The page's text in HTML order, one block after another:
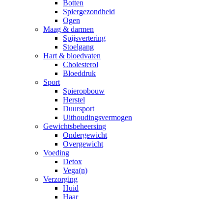
Botten
Spiergezondheid
Ogen
Maag & darmen
Spijsvertering
Stoelgang
Hart & bloedvaten
Cholesterol
Bloeddruk
Sport
Spieropbouw
Herstel
Duursport
Uithoudingsvermogen
Gewichtsbeheersing
Ondergewicht
Overgewicht
Voeding
Detox
Vega(n)
Verzorging
Huid
Haar